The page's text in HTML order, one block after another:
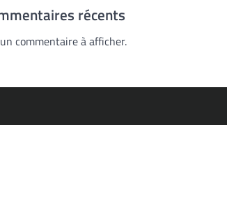
récents
commentaire à afficher.